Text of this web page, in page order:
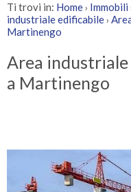
Ti trovi in: Home› Immobili
industriale edificabile›
Martinengo
Area
a Martinengo